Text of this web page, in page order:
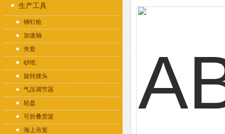
生产工具
铆钉枪
加速轴
夹套
砂纸
旋转接头
气压调节器
轮盘
可折叠货篮
海上吊笼